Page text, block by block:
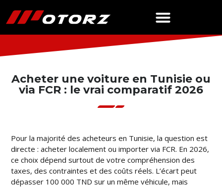
Acheter une voiture en Tunisie ou
via FCR : le vrai comparatif 2026
Pour la majorité des acheteurs en Tunisie, la question est
directe : acheter localement ou importer via FCR. En 2026,
ce choix dépend surtout de votre compréhension des
taxes, des contraintes et des coûts réels. L’écart peut
dépasser 100 000 TND sur un même véhicule, mais